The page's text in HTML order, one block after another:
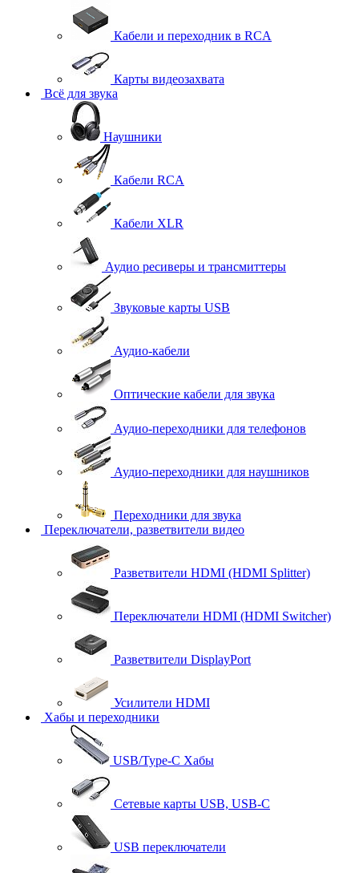
Кабели и переходник в RCA
Карты видеозахвата
Всё для звука
Наушники
Кабели RCA
Кабели XLR
Аудио ресиверы и трансмиттеры
Звуковые карты USB
Аудио-кабели
Оптические кабели для звука
Аудио-переходники для телефонов
Аудио-переходники для наушников
Переходники для звука
Переключатели, разветвители видео
Разветвители HDMI (HDMI Splitter)
Переключатели HDMI (HDMI Switcher)
Разветвители DisplayPort
Усилители HDMI
Хабы и переходники
USB/Type-C Хабы
Сетевые карты USB, USB-C
USB переключатели